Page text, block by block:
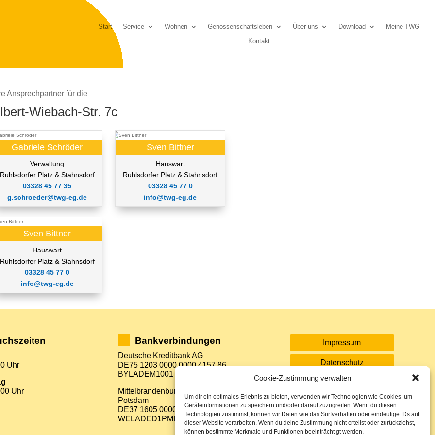
Cookie-Zustimmung verwalten
Um dir ein optimales Erlebnis zu bieten, verwenden wir Technologien wie Cookies, um
Geräteinformationen zu speichern und/oder darauf zuzugreifen. Wenn du diesen
Technologien zustimmst, können wir Daten wie das Surfverhalten oder eindeutige IDs auf
dieser Website verarbeiten. Wenn du deine Zustimmung nicht erteilst oder zurückziehst,
können bestimmte Merkmale und Funktionen beeinträchtigt werden.
Start Service Wohnen Genossenschaftsleben Über uns Download Meine TWG
Kontakt
Ansprechpartner für die
Wiebach-Str. 7c
Gabriele Schröder
Verwaltung
Ruhlsdorfer Platz & Stahnsdorf
03328 45 77 35
g.schroeder@twg-eg.de
Sven Bittner
Hauswart
Ruhlsdorfer Platz & Stahnsdorf
03328 45 77 0
info@twg-eg.de
Sven Bittner
Hauswart
Ruhlsdorfer Platz & Stahnsdorf
03328 45 77 0
info@twg-eg.de
Uhr
Uhr
Bankverbindungen
Deutsche Kreditbank AG
DE75 1203 0000 0000 4157 86
BYLADEM1001
Mittelbrandenburgische Sparkasse
Potsdam
DE37 1605 0000 3522 7800 26
WELADED1PMB
Impressum
Datenschutz
Sitemap
Cookie-Richtlinie (EU)